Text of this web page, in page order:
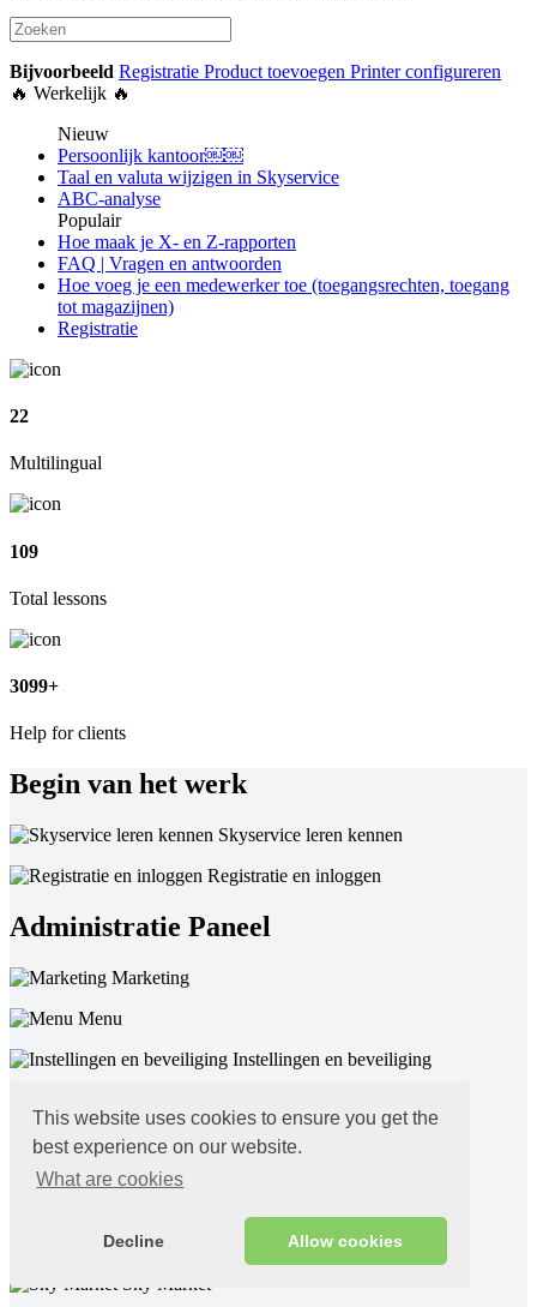
This website uses cookies to ensure you get the
best experience on our website.
What are cookies
Decline Allow cookies
Bijvoorbeeld Registratie Product toevoegen Printer configureren
🔥 Werkelijk 🔥
Nieuw
Persoonlijk kantoor￼￼
Taal en valuta wijzigen in Skyservice
ABC-analyse
Populair
Hoe maak je X- en Z-rapporten
FAQ | Vragen en antwoorden
Hoe voeg je een medewerker toe (toegangsrechten, toegang
tot magazijnen)
Registratie
22
Multilingual
109
Total lessons
3099+
Help for clients
Begin van het werk
Skyservice leren kennen
Registratie en inloggen
Administratie Paneel
Marketing
Menu
Instellingen en beveiliging
Statistieken
Financiën
Skyservice-toepassingen
Sky Market